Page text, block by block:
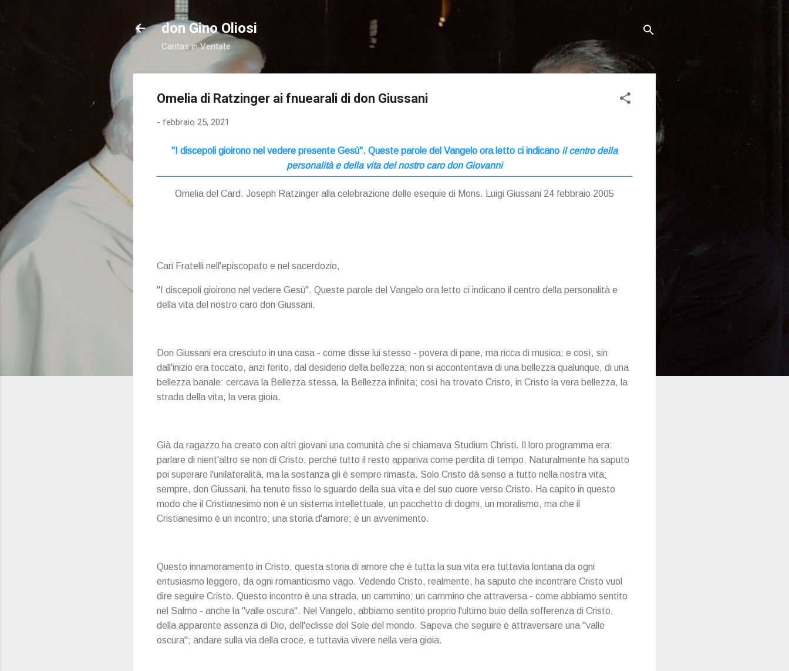
Passa ai contenuti principali
don Gino Oliosi
Caritas in Veritate
Omelia di Ratzinger ai fnuearali di don Giussani
- febbraio 25, 2021
"I discepoli gioirono nel vedere presente Gesù". Queste parole del Vangelo ora letto ci indicano il centro della
personalità e della vita del nostro caro don Giovanni
Omelia del Card. Joseph Ratzinger alla celebrazione delle esequie di Mons. Luigi Giussani 24 febbraio 2005
Cari Fratelli nell'episcopato e nel sacerdozio,
"I discepoli gioirono nel vedere Gesù". Queste parole del Vangelo ora letto ci indicano il centro della personalità e
della vita del nostro caro don Giussani.
Don Giussani era cresciuto in una casa - come disse lui stesso - povera di pane, ma ricca di musica; e così, sin
dall'inizio era toccato, anzi ferito, dal desiderio della bellezza; non si accontentava di una bellezza qualunque, di una
bellezza banale: cercava la Bellezza stessa, la Bellezza infinita; così ha trovato Cristo, in Cristo la vera bellezza, la
strada della vita, la vera gioia.
Già da ragazzo ha creato con altri giovani una comunità che si chiamava Studium Christi. Il loro programma era:
parlare di nient'altro se non di Cristo, perché tutto il resto appariva come perdita di tempo. Naturalmente ha saputo
poi superare l'unilateralità, ma la sostanza gli è sempre rimasta. Solo Cristo dà senso a tutto nella nostra vita;
sempre, don Giussani, ha tenuto fisso lo sguardo della sua vita e del suo cuore verso Cristo. Ha capito in questo
modo che il Cristianesimo non è un sistema intellettuale, un pacchetto di dogmi, un moralismo, ma che il
Cristianesimo è un incontro; una storia d'amore; è un avvenimento.
Questo innamoramento in Cristo, questa storia di amore che è tutta la sua vita era tuttavia lontana da ogni
entusiasmo leggero, da ogni romanticismo vago. Vedendo Cristo, realmente, ha saputo che incontrare Cristo vuol
dire seguire Cristo. Questo incontro è una strada, un cammino; un cammino che attraversa - come abbiamo sentito
nel Salmo - anche la "valle oscura". Nel Vangelo, abbiamo sentito proprio l'ultimo buio della sofferenza di Cristo,
della apparente assenza di Dio, dell'eclisse del Sole del mondo. Sapeva che seguire è attraversare una "valle
oscura"; andare sulla via della croce, e tuttavia vivere nella vera gioia.